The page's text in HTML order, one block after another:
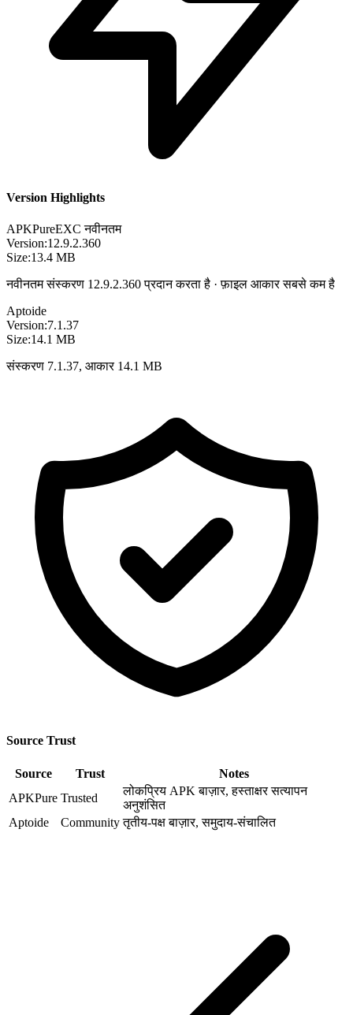
Version Highlights
APKPureEXC नवीनतम
Version:12.9.2.360
Size:13.4 MB
नवीनतम संस्करण 12.9.2.360 प्रदान करता है · फ़ाइल आकार सबसे कम है
Aptoide
Version:7.1.37
Size:14.1 MB
संस्करण 7.1.37, आकार 14.1 MB
Source Trust
Source Trust
Notes
APKPure Trusted
लोकप्रिय APK बाज़ार, हस्ताक्षर सत्यापन
अनुशंसित
Aptoide
Community तृतीय-पक्ष बाज़ार, समुदाय-संचालित